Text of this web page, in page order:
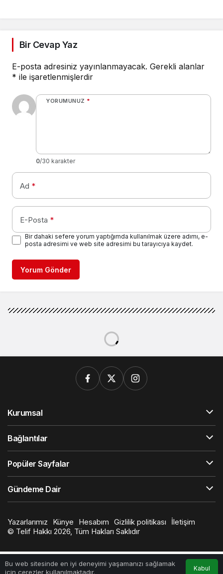
Bir Cevap Yaz
E-posta adresiniz yayınlanmayacak. Gerekli alanlar
* ile işaretlenmişlerdir
YORUMUNUZ *
0/30 karakter
Ad *
E-Posta *
Bir dahaki sefere yorum yaptığımda kullanılmak üzere adımı, e-
posta adresimi ve web site adresimi bu tarayıcıya kaydet.
Yorum Gönder
Bu web sitesinde en iyi deneyimi yaşamanızı sağlamak
için çerezler kullanılmaktadır.
Kabul
Kurumsal
Bağlantılar
Popüler Sayfalar
Gündeme Dair
Yazarlarımız Künye Hesabım Gizlilik politikası
İletişim
© Telif Hakkı 2026, Tüm Hakları Saklıdır